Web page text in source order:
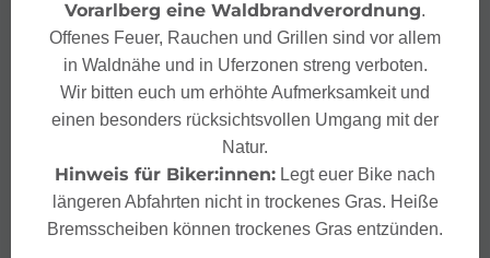
Vorarlberg eine Waldbrandverordnung.
Offenes Feuer, Rauchen und Grillen sind vor allem
in Waldnähe und in Uferzonen streng verboten.
Wir bitten euch um erhöhte Aufmerksamkeit und
einen besonders rücksichtsvollen Umgang mit der
Natur.
Hinweis für Biker:innen: Legt euer Bike nach
längeren Abfahrten nicht in trockenes Gras. Heiße
Bremsscheiben können trockenes Gras entzünden.